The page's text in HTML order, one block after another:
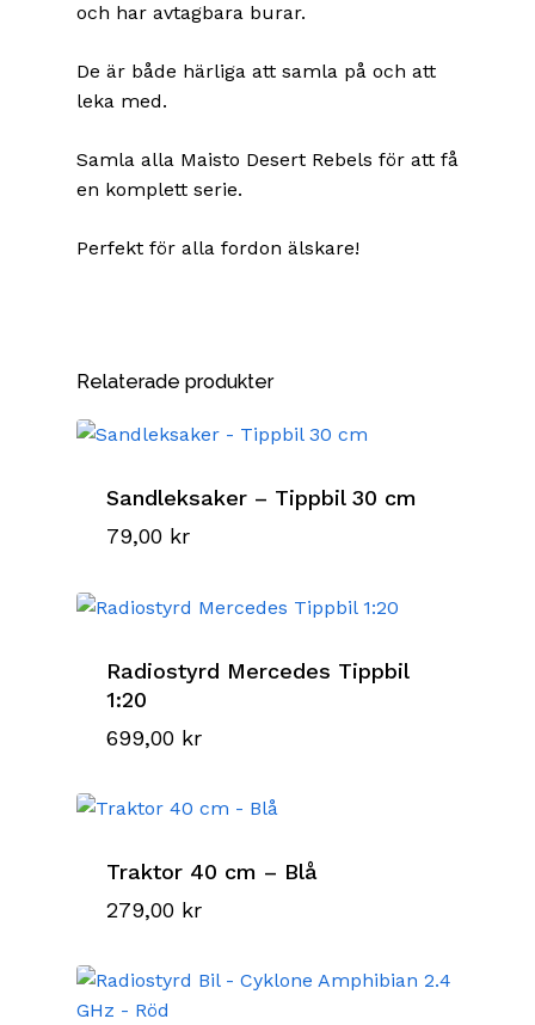
och har avtagbara burar.
De är både härliga att samla på och att
leka med.
Samla alla Maisto Desert Rebels för att få
en komplett serie.
Perfekt för alla fordon älskare!
Relaterade produkter
Sandleksaker – Tippbil 30 cm
79,00 kr
Radiostyrd Mercedes Tippbil
1:20
699,00 kr
Traktor 40 cm – Blå
279,00 kr